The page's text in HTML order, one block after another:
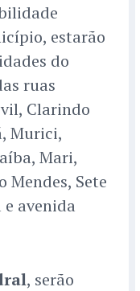
estarão
do
ruas
Clarindo
Murici,
Mari,
Sete
avenida
, serão